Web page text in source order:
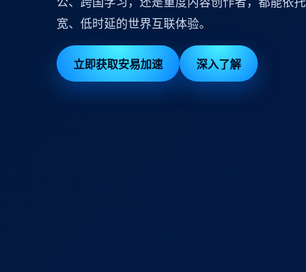
宽、低时延的世界互联体验。
立即获取安易加速 深入了解